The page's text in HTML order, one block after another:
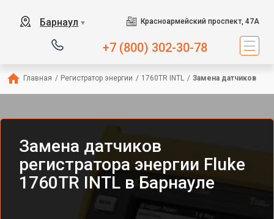
Барнаул ▼ Красноармейский проспект, 47А
+7 (800) 302-30-78
Главная / Регистратор энергии / 1760TR INTL / Замена датчиков
Замена датчиков
регистратора энергии Fluke
1760TR INTL в Барнауле